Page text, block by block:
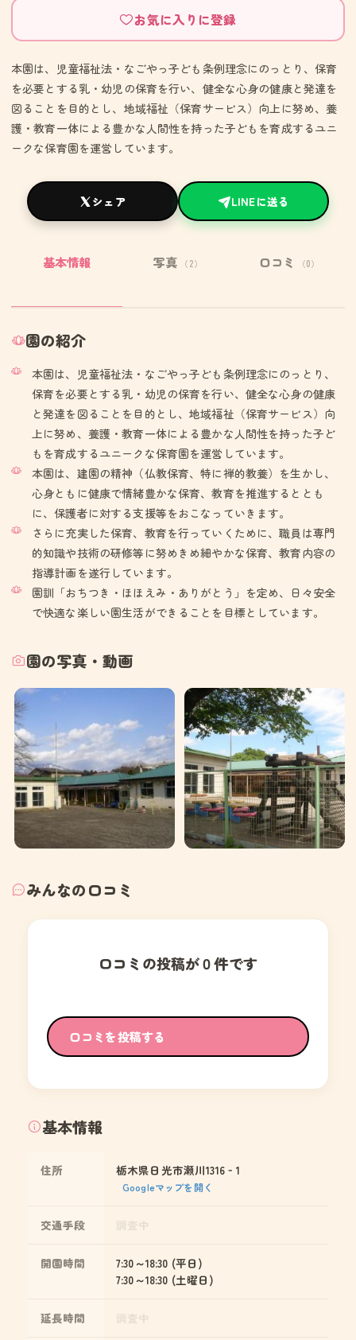
お気に入りに登録
本園は、児童福祉法・なごやっ子ども条例理念にのっとり、保育
を必要とする乳・幼児の保育を行い、健全な心身の健康と発達を
図ることを目的とし、地域福祉（保育サービス）向上に努め、養
護・教育一体による豊かな人間性を持った子どもを育成するユニ
ークな保育園を運営しています。
シェア LINEに送る
基本情報 写真 （2） 口コミ （0）
園の紹介
本園は、児童福祉法・なごやっ子ども条例理念にのっとり、
保育を必要とする乳・幼児の保育を行い、健全な心身の健康
と発達を図ることを目的とし、地域福祉（保育サービス）向
上に努め、養護・教育一体による豊かな人間性を持った子ど
もを育成するユニークな保育園を運営しています。
本園は、建園の精神（仏教保育、特に禅的教養）を生かし、
心身ともに健康で情緒豊かな保育、教育を推進するととも
に、保護者に対する支援等をおこなっていきます。
さらに充実した保育、教育を行っていくために、職員は専門
的知識や技術の研修等に努めきめ細やかな保育、教育内容の
指導計画を遂行しています。
園訓「おちつき・ほほえみ・ありがとう」を定め、日々安全
で快適な楽しい園生活ができることを目標としています。
園の写真・動画
みんなの口コミ
口コミの投稿が０件です
口コミを投稿する
基本情報
住所 栃木県日光市瀬川1316‐1
Googleマップを開く
交通手段
開園時間
7:30～18:30 (平日)
7:30～18:30 (土曜日)
延長時間